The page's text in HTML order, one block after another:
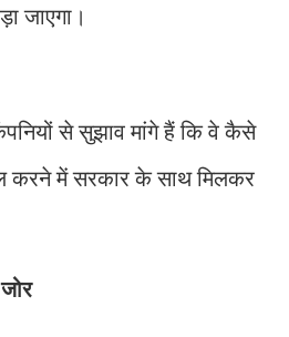
जाएगा।
से सुझाव मांगे हैं कि वे कैसे
करने में सरकार के साथ मिलकर